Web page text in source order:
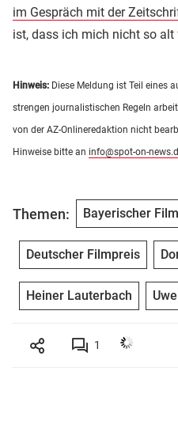
im Gespräch mit der
ist, dass ich mich nicht so alt
Hinweis: Diese Meldung ist Teil eines
strengen journalistischen Regeln
von der AZ-Onlineredaktion nicht
Hinweise bitte an info@spot-on-
Themen: Bayerischer
Deutscher Filmpreis
Heiner Lauterbach
1